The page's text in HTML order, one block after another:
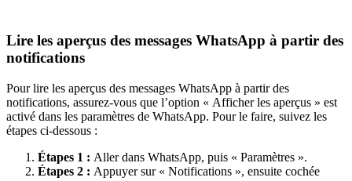
Lire les aperçus des messages WhatsApp à partir des
notifications
Pour lire les aperçus des messages WhatsApp à partir des
notifications, assurez-vous que l’option « Afficher les aperçus » est
activé dans les paramètres de WhatsApp. Pour le faire, suivez les
étapes ci-dessous :
Étapes 1 : Aller dans WhatsApp, puis « Paramètres ».
Étapes 2 : Appuyer sur « Notifications », ensuite cochée